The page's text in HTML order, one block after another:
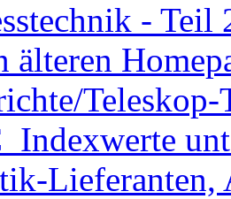
- Teil
älteren
Lieferanten,